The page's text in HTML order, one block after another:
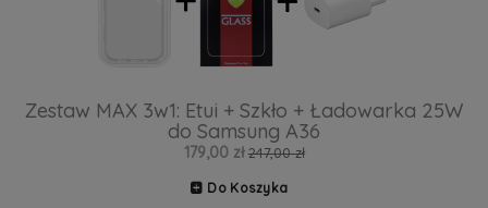
Zestaw MAX 3w1: Etui + Szkło + Ładowarka 25W
do Samsung A36
179,00 zł 247,00 zł
Do Koszyka